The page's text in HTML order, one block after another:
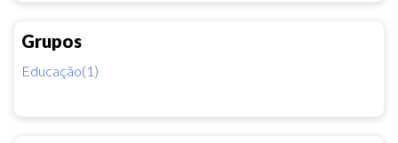
Grupos
Educação(1)